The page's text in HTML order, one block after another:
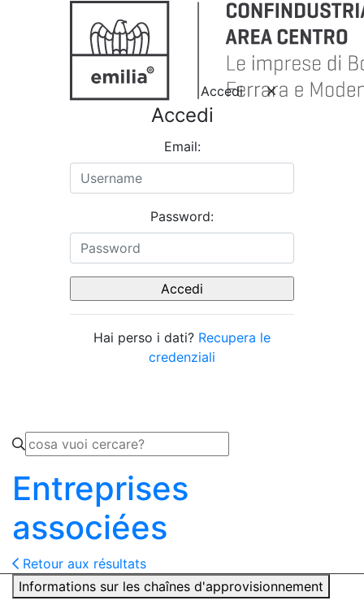
Accedi
Accedi
Email:
Password:
Hai perso i dati? Recupera le
credenziali
Entreprises
associées
Retour aux résultats
Informations sur les chaînes d'approvisionnement